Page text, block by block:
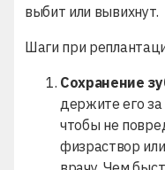
выбит или вывихнут.
Шаги при
Сохранение
держите его
чтобы не
физраствор